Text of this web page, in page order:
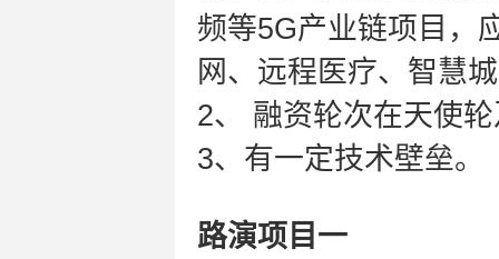
频等5G产业链项目，
网、远程医疗、智慧
2、 融资轮次在天使
3、有一定技术壁垒。
路演项目一